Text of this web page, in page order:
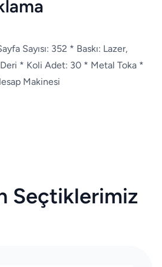
Sayısı: 352 * Baskı: Lazer,
* Koli Adet: 30 * Metal Toka *
Makinesi
Seçtiklerimiz